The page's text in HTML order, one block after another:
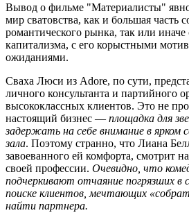
Вывод о фильме "Материалисты"
мир сватовства, как и большая часть
романтического рынка, так или иначе
капитализма, с его корыстными
ожиданиями.
Сваха Люси из Adore, по сути,
личного консультанта и партийного
высококлассных клиентов. Это не
настоящий бизнес — площадка для
задержать на себе внимание в ярком
зала. Поэтому странно, что Лиана
завоеванного ей комфорта, смотрит
своей профессии. Очевидно, что
подчеркивают отчаяние погрязших в
поиске клиентов, мечтающих
найти партнера.